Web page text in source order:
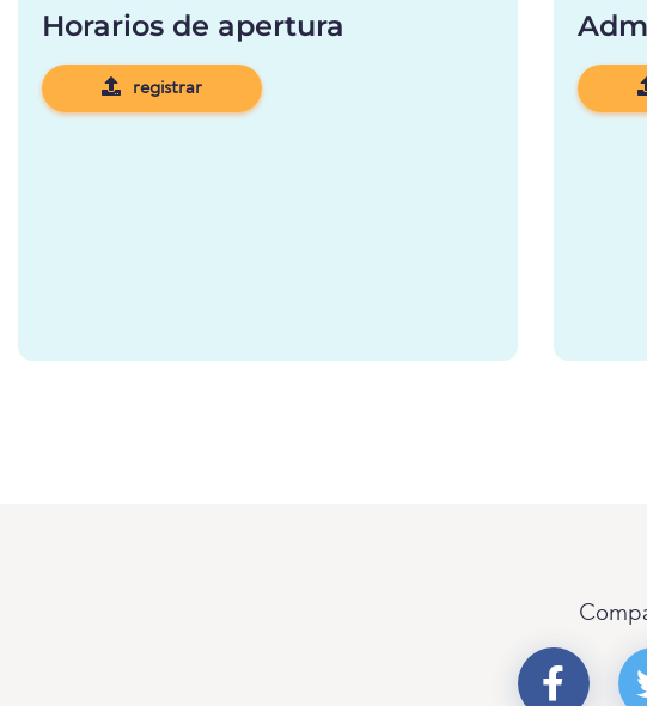
Horarios de apertura
registrar